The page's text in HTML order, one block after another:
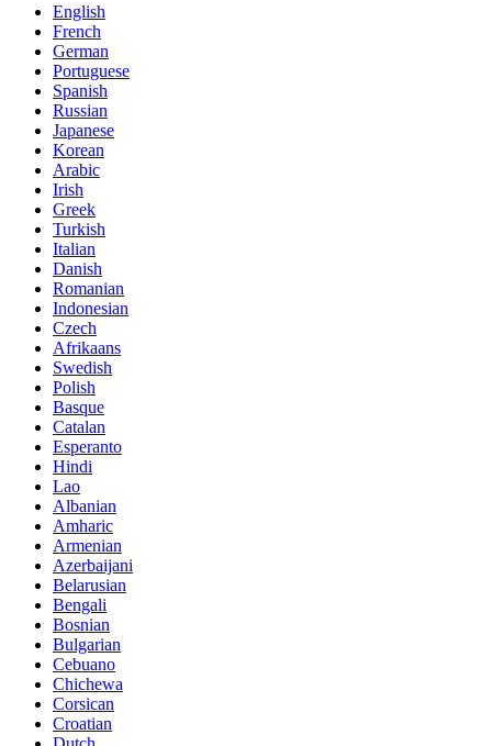
English
French
German
Portuguese
Spanish
Russian
Japanese
Korean
Arabic
Irish
Greek
Turkish
Italian
Danish
Romanian
Indonesian
Czech
Afrikaans
Swedish
Polish
Basque
Catalan
Esperanto
Hindi
Lao
Albanian
Amharic
Armenian
Azerbaijani
Belarusian
Bengali
Bosnian
Bulgarian
Cebuano
Chichewa
Corsican
Croatian